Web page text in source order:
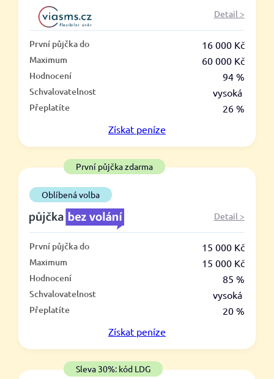
První půjčka zdarma
–
ano
Ve zkušebce
ano
ne
Po insolvenci
ano
ne
Detail >
První půjčka do 16 000 Kč
Maximum 60 000 Kč
Hodnocení 94 %
Schvalovatelnost vysoká
Přeplatíte
26 %
Získat peníze
První půjčka zdarma
Oblíbená volba
Detail >
První půjčka do 15 000 Kč
Maximum 15 000 Kč
Hodnocení 85 %
Schvalovatelnost vysoká
Přeplatíte
20 %
Získat peníze
Sleva 30%: kód LDG